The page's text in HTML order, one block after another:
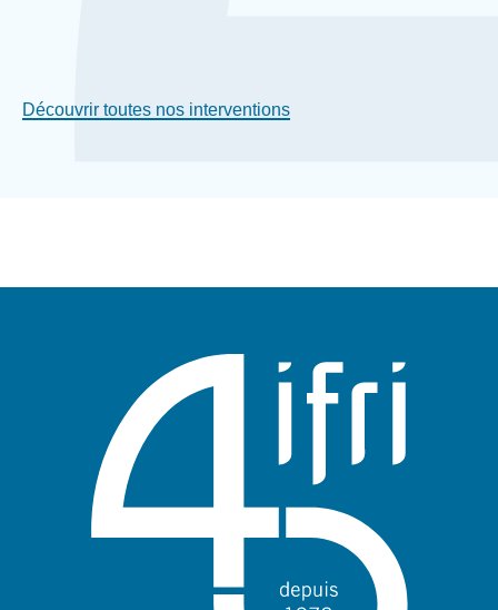
Découvrir toutes nos interventions